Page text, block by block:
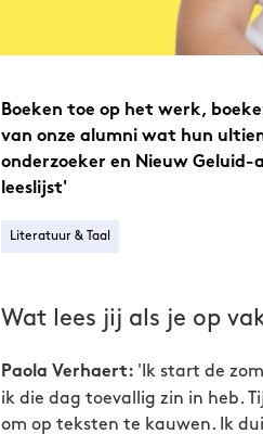
Boeken toe op het werk,
van onze alumni wat hun
onderzoeker en Nieuw
leeslijst'
Literatuur & Taal
Wat lees jij als je op
Paola Verhaert: 'Ik start de
ik die dag toevallig zin in heb .
om op teksten te kauwen. Ik